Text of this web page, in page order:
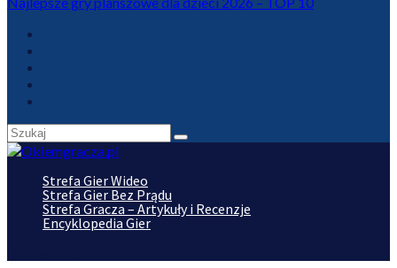
Strefa Gier Wideo
Strefa Gier Bez Prądu
Strefa Gracza – Artykuły i Recenzje
Encyklopedia Gier